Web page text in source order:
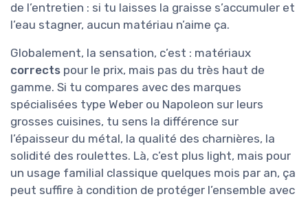
de l’entretien : si tu laisses la graisse s’accumuler et
l’eau stagner, aucun matériau n’aime ça.
Globalement, la sensation, c’est : matériaux
corrects pour le prix, mais pas du très haut de
gamme. Si tu compares avec des marques
spécialisées type Weber ou Napoleon sur leurs
grosses cuisines, tu sens la différence sur
l’épaisseur du métal, la qualité des charnières, la
solidité des roulettes. Là, c’est plus light, mais pour
un usage familial classique quelques mois par an, ça
peut suffire à condition de protéger l’ensemble avec